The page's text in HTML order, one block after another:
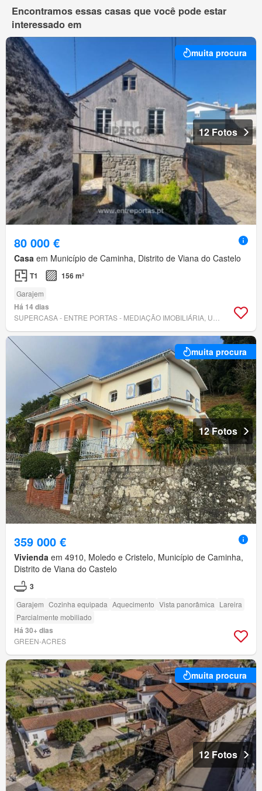
Encontramos essas casas que você pode estar
interessado em
muita procura
12 Fotos
80 000 €
Casa em Município de Caminha, Distrito de Viana do Castelo
T1 156 m²
Garajem
Há 14 dias
muita procura
12 Fotos
359 000 €
Vivienda em 4910, Moledo e Cristelo, Município de Caminha,
Distrito de Viana do Castelo
3
Garajem Cozinha equipada Aquecimento Vista panorâmica Lareira
Parcialmente mobiliado
Há 30+ dias
GREEN-ACRES
muita procura
12 Fotos